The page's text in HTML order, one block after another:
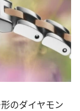
のダイヤモン